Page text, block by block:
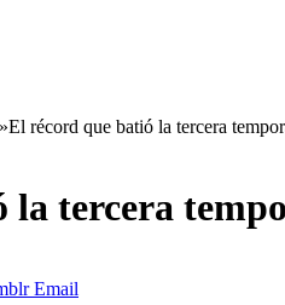
»El récord que batió la tercera
tercera
Email